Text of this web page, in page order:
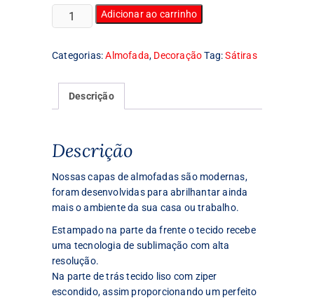
Almofada
decorativa
Cristo
quantidade
Adicionar ao carrinho
Categorias:Almofada, Decoração Tag:Sátiras
Descrição
Descrição
Nossas capas de almofadas são modernas,
foram desenvolvidas para abrilhantar ainda
mais o ambiente da sua casa ou trabalho.
Estampado na parte da frente o tecido recebe
uma tecnologia de sublimação com alta
resolução.
Na parte de trás tecido liso com ziper
escondido, assim proporcionando um perfeito